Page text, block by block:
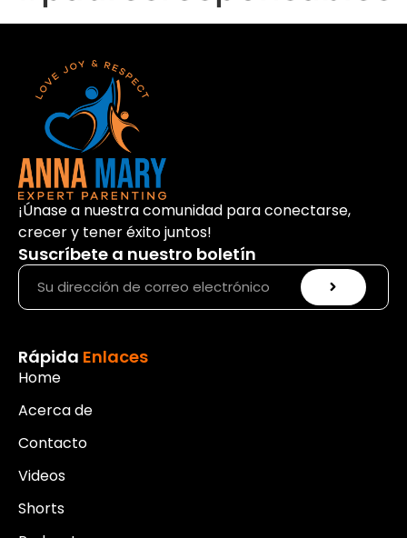
¡Únase a nuestra comunidad para conectarse,
crecer y tener éxito juntos!
Suscríbete a nuestro boletín
Rápida Enlaces
Home
Acerca de
Contacto
Videos
Shorts